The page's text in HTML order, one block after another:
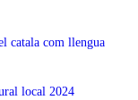
catala com llengua
local 2024